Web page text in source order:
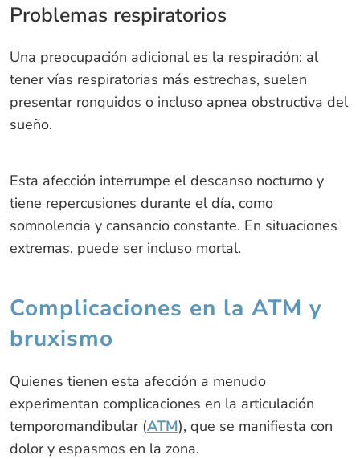
Problemas respiratorios
Una preocupación adicional es la respiración: al
tener vías respiratorias más estrechas, suelen
presentar ronquidos o incluso apnea obstructiva del
sueño.
Esta afección interrumpe el descanso nocturno y
tiene repercusiones durante el día, como
somnolencia y cansancio constante. En situaciones
extremas, puede ser incluso mortal.
Complicaciones en la ATM y
bruxismo
Quienes tienen esta afección a menudo
experimentan complicaciones en la articulación
temporomandibular (ATM), que se manifiesta con
dolor y espasmos en la zona.